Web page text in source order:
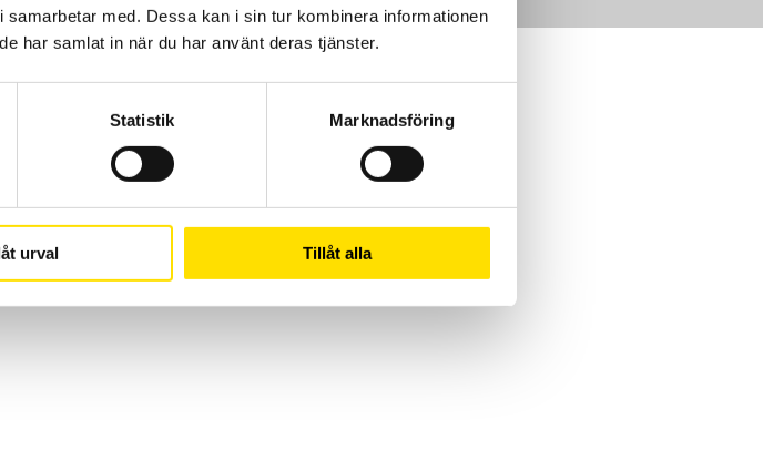
med. Dessa kan i sin tur kombinera informationen
har samlat in när du har använt deras tjänster.
Statistik Marknadsföring
urval Tillåt alla
) Svenska